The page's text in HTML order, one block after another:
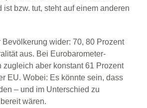
bzw. tut, steht auf einem anderen
wider: 70, 80 Prozent
aus. Bei Eurobarometer-
aber konstant 61 Prozent
EU. Wobei: Es könnte sein, dass
– und im Unterschied zu
wären.